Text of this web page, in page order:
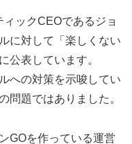
ックCEOであるジョ
に対して「楽しくない
公表しています。
への対策を示唆してい
問題ではありました。
GOを作っている運営